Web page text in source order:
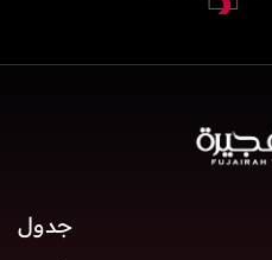
جدول